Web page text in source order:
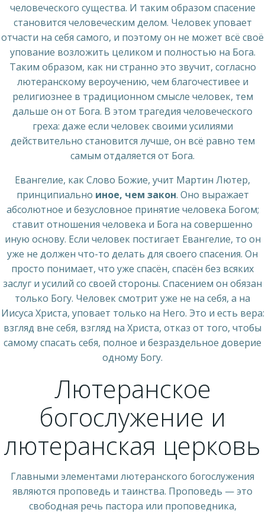
человеческого существа. И таким образом спасение
становится человеческим делом. Человек уповает
отчасти на себя самого, и поэтому он не может всё своё
упование возложить целиком и полностью на Бога.
Таким образом, как ни странно это звучит, согласно
лютеранскому вероучению, чем благочестивее и
религиознее в традиционном смысле человек, тем
дальше он от Бога. В этом трагедия человеческого
греха: даже если человек своими усилиями
действительно становится лучше, он всё равно тем
самым отдаляется от Бога.
Евангелие, как Слово Божие, учит Мартин Лютер,
принципиально иное, чем закон. Оно выражает
абсолютное и безусловное принятие человека Богом;
ставит отношения человека и Бога на совершенно
иную основу. Если человек постигает Евангелие, то он
уже не должен что-то делать для своего спасения. Он
просто понимает, что уже спасён, спасён без всяких
заслуг и усилий со своей стороны. Спасением он обязан
только Богу. Человек смотрит уже не на себя, а на
Иисуса Христа, уповает только на Него. Это и есть вера:
взгляд вне себя, взгляд на Христа, отказ от того, чтобы
самому спасать себя, полное и безраздельное доверие
одному Богу.
Лютеранское
богослужение и
лютеранская церковь
Главными элементами лютеранского богослужения
являются проповедь и таинства. Проповедь — это
свободная речь пастора или проповедника,